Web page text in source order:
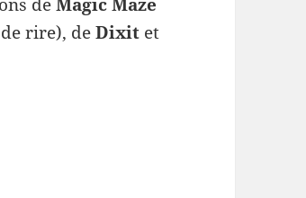
rire), deDixit et